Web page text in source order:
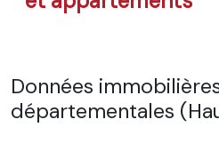
Données
départementales